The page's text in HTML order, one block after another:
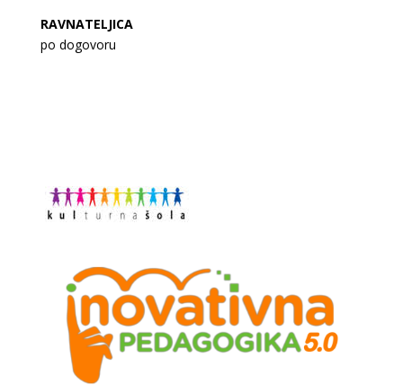
RAVNATELJICA
po dogovoru